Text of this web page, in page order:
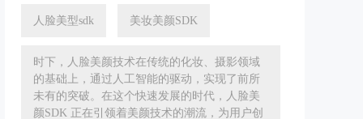
人脸美型sdk 美妆美颜SDK
时下，人脸美颜技术在传统的化妆、摄影领域
的基础上，通过人工智能的驱动，实现了前所
未有的突破。在这个快速发展的时代，人脸美
颜SDK 正在引领着美颜技术的潮流，为用户创